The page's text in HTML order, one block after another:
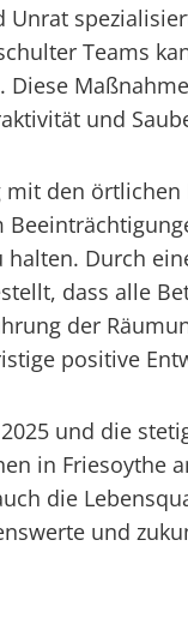
Teams
Diese
und
den
halten. Durch
dass alle
der
positive
und die
in Friesoythe
die
und